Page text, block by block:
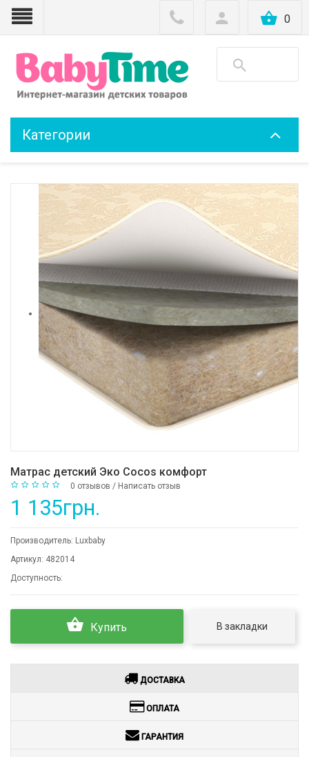
0
Категории
Матрас детский Эко Cocos комфорт
0 отзывов / Написать отзыв
1 135грн.
Производитель: Luxbaby
Артикул: 482014
Доступность:
Купить В закладки
ДОСТАВКА
ОПЛАТА
ГАРАНТИЯ